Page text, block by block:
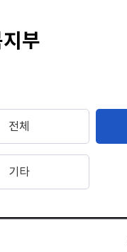
부
전체
기타